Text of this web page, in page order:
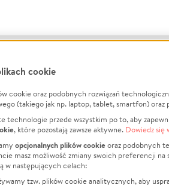
Informacje
Jak to działa?
Regulamin
Polityka
cookie
cookie oraz podobnych rozwiązań
(takiego jak np. laptop, tablet, smartfon) oraz
technologie przede wszystkim po to, aby
, które pozostają zawsze aktywne. Dowiedz się
opcjonalnych plików cookieoraz podobnych
masz możliwość zmiany swoich preferencji na
w następujących celach:
tzw. plików cookie analitycznych, aby